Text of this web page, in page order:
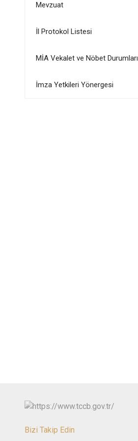
Mevzuat
İl Protokol Listesi
MİA Vekalet ve Nöbet Durumları
İmza Yetkileri Yönergesi
Bizi Takip Edin